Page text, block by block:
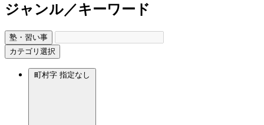
ジャンル／キーワード
塾・習い事
カテゴリ選択
町村字 指定なし